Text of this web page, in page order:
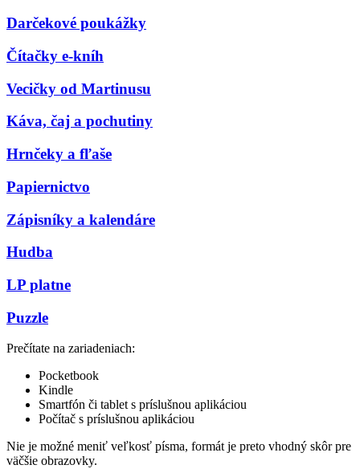
Darčekové poukážky
Čítačky e-kníh
Vecičky od Martinusu
Káva, čaj a pochutiny
Hrnčeky a fľaše
Papiernictvo
Zápisníky a kalendáre
Hudba
LP platne
Puzzle
Prečítate na zariadeniach:
Pocketbook
Kindle
Smartfón či tablet s príslušnou aplikáciou
Počítač s príslušnou aplikáciou
Nie je možné meniť veľkosť písma, formát je preto vhodný skôr pre
väčšie obrazovky.